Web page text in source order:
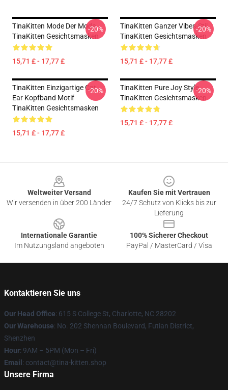
TinaKitten Mode Der Mode
TinaKitten Gesichtsmasken
15,71 £ - 17,77 £
-20%
TinaKitten Ganzer Vibes-Stil
TinaKitten Gesichtsmasken
15,71 £ - 17,77 £
-20%
TinaKitten Einzigartige Cat
Ear Kopfband Motif
TinaKitten Gesichtsmasken
15,71 £ - 17,77 £
-20%
TinaKitten Pure Joy Style
TinaKitten Gesichtsmasken
15,71 £ - 17,77 £
-20%
Weltweiter Versand
Wir versenden in über 200 Länder
Kaufen Sie mit Vertrauen
24/7 Schutz von Klicks bis zur
Lieferung
Internationale Garantie
Im Nutzungsland angeboten
100% Sicherer Checkout
PayPal / MasterCard / Visa
Kontaktieren Sie uns
Our Head Office: 615 S College St, Charlotte, NC 28202
Our Warehouse: No. 202 Shennan Boulevard, Futian District,
Shenzhen
Hour: 9AM – 5PM (Mon – Fri)
Email : contact@tina-kitten.shop
Unsere Firma